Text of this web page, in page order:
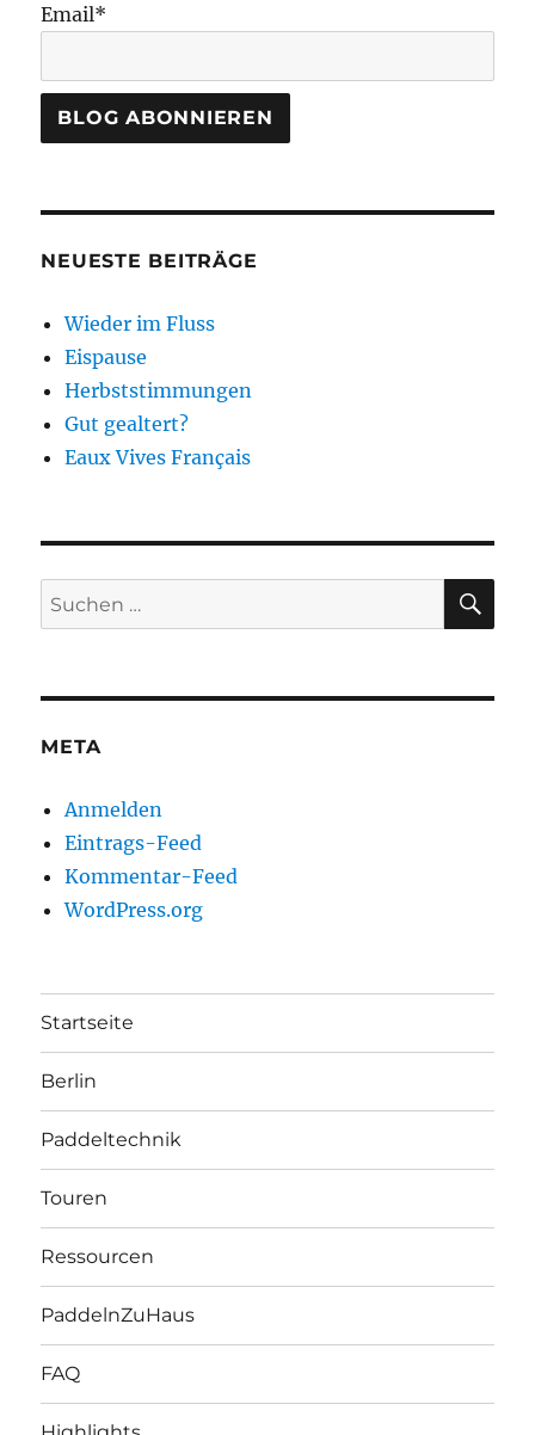
Email*
NEUESTE BEITRÄGE
Wieder im Fluss
Eispause
Herbststimmungen
Gut gealtert?
Eaux Vives Français
Suchen
nach:
META
Anmelden
Eintrags-Feed
Kommentar-Feed
WordPress.org
Startseite
Berlin
Paddeltechnik
Touren
Ressourcen
PaddelnZuHaus
FAQ